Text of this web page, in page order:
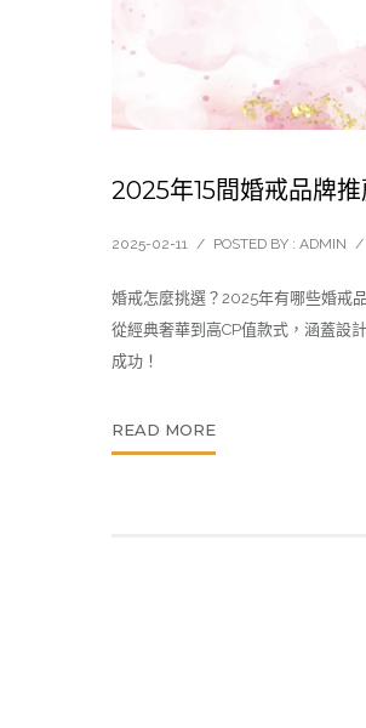
2025年15間婚戒品牌
2025-02-11 / POSTED BY : ADMIN /
婚戒怎麼挑選？2025年有哪些婚戒
從經典奢華到高CP值款式，涵蓋設
成功！
READ MORE